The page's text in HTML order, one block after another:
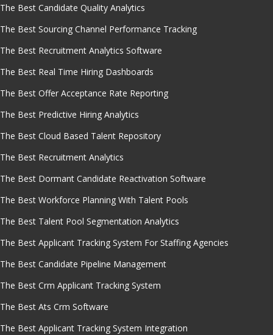
The Best Candidate Quality Analytics
The Best Sourcing Channel Performance Tracking
The Best Recruitment Analytics Software
The Best Real Time Hiring Dashboards
The Best Offer Acceptance Rate Reporting
The Best Predictive Hiring Analytics
The Best Cloud Based Talent Repository
The Best Recruitment Analytics
The Best Dormant Candidate Reactivation Software
The Best Workforce Planning With Talent Pools
The Best Talent Pool Segmentation Analytics
The Best Applicant Tracking System For Staffing Agencies
The Best Candidate Pipeline Management
The Best Crm Applicant Tracking System
The Best Ats Crm Software
The Best Applicant Tracking System Integration